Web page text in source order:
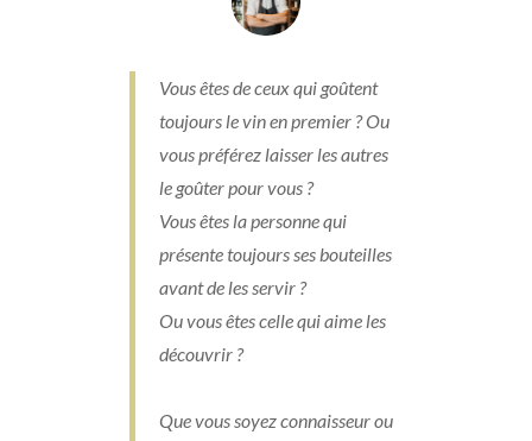
Vous êtes de ceux qui goûtent
toujours le vin en premier ? Ou
vous préférez laisser les autres
le goûter pour vous ?
Vous êtes la personne qui
présente toujours ses bouteilles
avant de les servir ?
Ou vous êtes celle qui aime les
découvrir ?
Que vous soyez connaisseur ou